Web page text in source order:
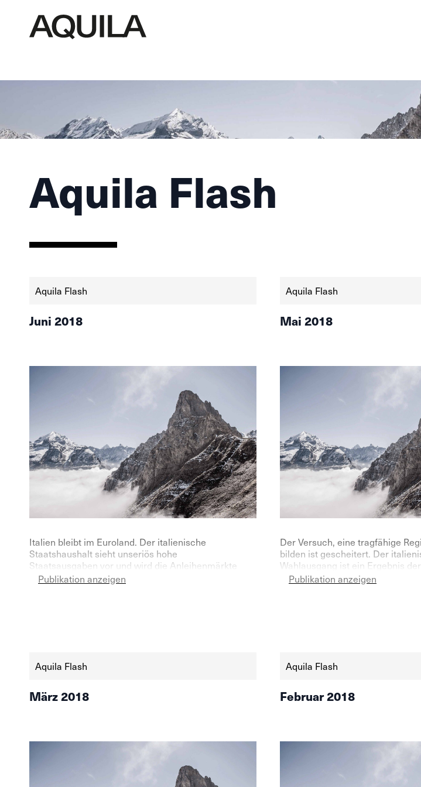
Aquila Flash
Aquila Flash
Juni 2018
Italien bleibt im Euroland. Der italienische
Staatshaushalt sieht unseriös hohe
Staatsausgaben vor und wird die Anleihenmärkte
erneut in Aufruhr versetzen. Italienische
Staatsanleihen sind unattraktiv, italienische Aktien
Publikation anzeigen
Aquila Flash
Mai 2018
Der Versuch, eine tragfähige
bilden ist gescheitert. Der
Wahlausgang ist ein Ergebnis der
Wachstumsdepression,
exzessiver Besteuerung und
Publikation anzeigen
Aquila Flash
März 2018
Aquila Flash
Februar 2018